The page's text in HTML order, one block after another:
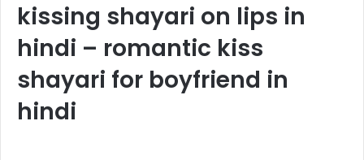
kissing shayari on lips in
hindi – romantic kiss
shayari for boyfriend in
hindi